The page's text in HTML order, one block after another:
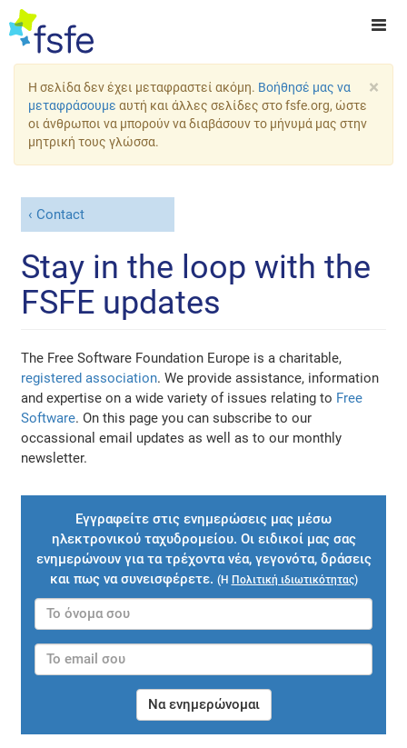
×
Η σελίδα δεν έχει μεταφραστεί ακόμη. Βοήθησέ μας να
μεταφράσουμε αυτή και άλλες σελίδες στο fsfe.org, ώστε
οι άνθρωποι να μπορούν να διαβάσουν το μήνυμά μας στην
μητρική τους γλώσσα.
Contact
Stay in the loop with the
FSFE updates
The Free Software Foundation Europe is a charitable,
registered association. We provide assistance, information
and expertise on a wide variety of issues relating to Free
Software. On this page you can subscribe to our
occassional email updates as well as to our monthly
newsletter.
Εγγραφείτε στις ενημερώσεις μας μέσω
ηλεκτρονικού ταχυδρομείου. Οι ειδικοί μας σας
ενημερώνουν για τα τρέχοντα νέα, γεγονότα, δράσεις
και πως να συνεισφέρετε. (Η Πολιτική ιδιωτικότητας)
Να ενημερώνομαι